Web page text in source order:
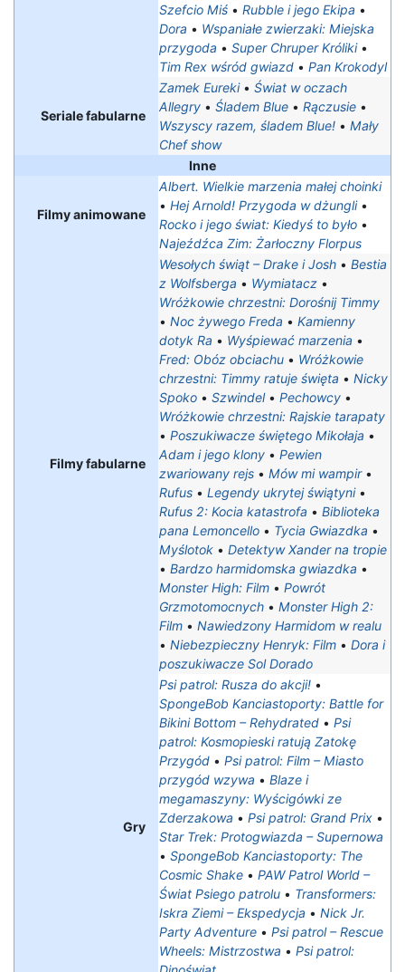
Szefcio Miś • Rubble i jego Ekipa •
Dora • Wspaniałe zwierzaki: Miejska
przygoda • Super Chruper Króliki•
Tim Rex wśród gwiazd • Pan Krokodyl
Seriale fabularne
Zamek Eureki• Świat w oczach
Allegry • Śladem Blue • Rączusie •
Wszyscy razem, śladem Blue! • Mały
Chef show
Inne
Filmy animowane
Albert. Wielkie marzenia małej choinki
• Hej Arnold! Przygoda w dżungli•
Rocko i jego świat: Kiedyś to było •
Najeźdźca Zim: Żarłoczny Florpus
Filmy fabularne
Wesołych świąt – Drake i Josh • Bestia
z Wolfsberga • Wymiatacz •
Wróżkowie chrzestni: Dorośnij Timmy
• Noc żywego Freda • Kamienny
dotyk Ra • Wyśpiewać marzenia •
Fred: Obóz obciachu • Wróżkowie
chrzestni: Timmy ratuje święta • Nicky
Spoko • Szwindel• Pechowcy •
Wróżkowie chrzestni: Rajskie tarapaty‎
• Poszukiwacze świętego Mikołaja •
Adam i jego klony • Pewien
zwariowany rejs • Mów mi wampir•
Rufus • Legendy ukrytej świątyni•
Rufus 2: Kocia katastrofa • Biblioteka
pana Lemoncello • Tycia Gwiazdka •
Myślotok • Detektyw Xander na tropie
• Bardzo harmidomska gwiazdka •
Monster High: Film • Powrót
Grzmotomocnych • Monster High 2:
Film • Nawiedzony Harmidom w realu
• Niebezpieczny Henryk: Film • Dora i
poszukiwacze Sol Dorado
Gry
Psi patrol: Rusza do akcji! •
SpongeBob Kanciastoporty: Battle for
Bikini Bottom – Rehydrated • Psi
patrol: Kosmopieski ratują Zatokę
Przygód • Psi patrol: Film – Miasto
przygód wzywa • Blaze i
megamaszyny: Wyścigówki ze
Zderzakowa • Psi patrol: Grand Prix •
Star Trek: Protogwiazda – Supernowa
• SpongeBob Kanciastoporty: The
Cosmic Shake • PAW Patrol World –
Świat Psiego patrolu • Transformers:
Iskra Ziemi – Ekspedycja • Nick Jr.
Party Adventure • Psi patrol – Rescue
Wheels: Mistrzostwa‎ • Psi patrol: